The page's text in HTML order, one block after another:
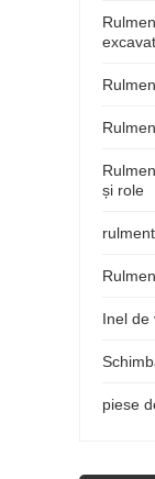
și role
Inel de
piese